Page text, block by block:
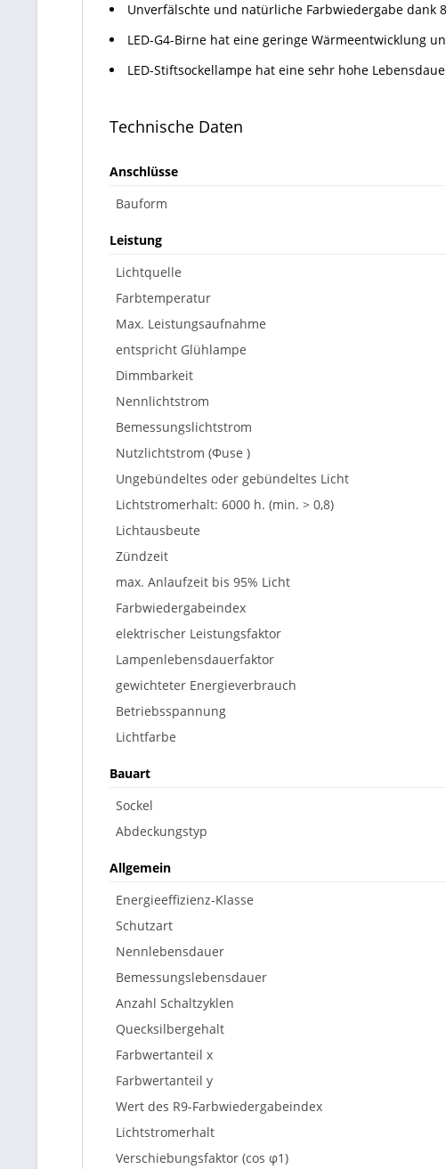
Unverfälschte und natürliche Farbwiedergabe dank
LED-G4-Birne hat eine geringe Wärmeentwicklung
LED-Stiftsockellampe hat eine sehr hohe
Technische Daten
Anschlüsse
Bauform
Leistung
Lichtquelle
Farbtemperatur
Max. Leistungsaufnahme
entspricht Glühlampe
Dimmbarkeit
Nennlichtstrom
Bemessungslichtstrom
Nutzlichtstrom (Φuse )
Ungebündeltes oder gebündeltes Licht
Lichtstromerhalt: 6000 h. (min. > 0,8)
Lichtausbeute
Zündzeit
max. Anlaufzeit bis 95% Licht
Farbwiedergabeindex
elektrischer Leistungsfaktor
Lampenlebensdauerfaktor
gewichteter Energieverbrauch
Betriebsspannung
Lichtfarbe
Bauart
Sockel
Abdeckungstyp
Allgemein
Energieeffizienz-Klasse
Schutzart
Nennlebensdauer
Bemessungslebensdauer
Anzahl Schaltzyklen
Quecksilbergehalt
Farbwertanteil x
Farbwertanteil y
Wert des R9-Farbwiedergabeindex
Lichtstromerhalt
Verschiebungsfaktor (cos φ1)